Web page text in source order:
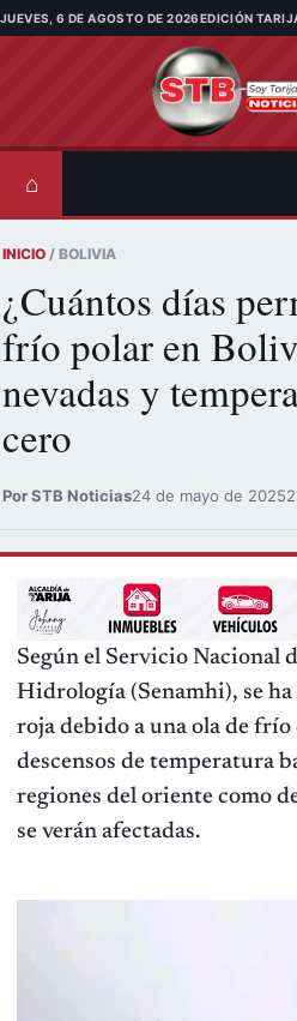
Saltar al contenido
JUEVES, 6 DE AGOSTO DE 2026EDICIÓN
⌂
INICIO / BOLIVIA
¿Cuántos días
frío polar en
nevadas y
cero
Por STB Noticias24 de mayo de 2025
Según el Servicio Nacional
Hidrología (Senamhi), se
roja debido a una ola de
descensos de temperatura
regiones del oriente como
se verán afectadas.